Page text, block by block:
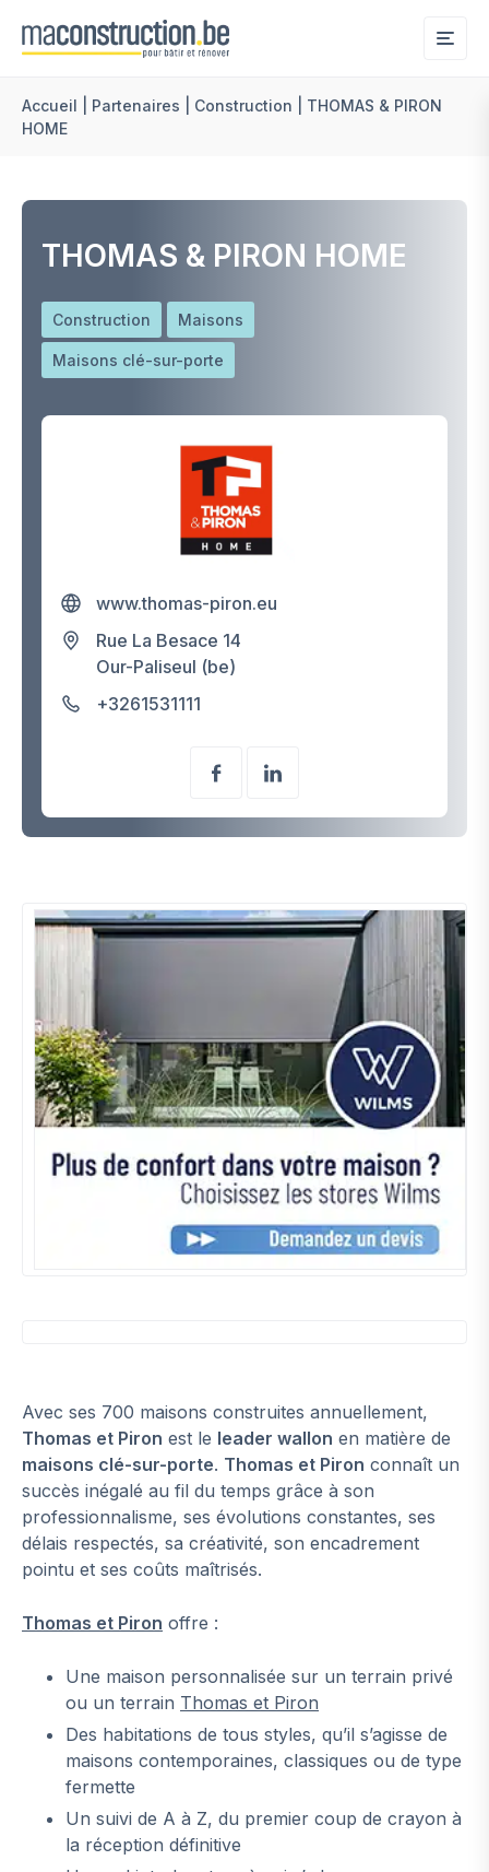
Accueil Partenaires Construction
THOMAS & PIRON
HOME
THOMAS & PIRON HOME
Construction Maisons
Maisons clé-sur-porte
www.thomas-piron.eu
Rue La Besace 14
Our-Paliseul (be)
+3261531111
Avec ses 700 maisons construites annuellement,
Thomas et Piron est le leader wallon en matière de
maisons clé-sur-porte. Thomas et Piron connaît un
succès inégalé au fil du temps grâce à son
professionnalisme, ses évolutions constantes, ses
délais respectés, sa créativité, son encadrement
pointu et ses coûts maîtrisés.
Thomas et Piron offre :
Une maison personnalisée sur un terrain privé
ou un terrain Thomas et Piron
Des habitations de tous styles, qu’il s’agisse de
maisons contemporaines, classiques ou de type
fermette
Un suivi de A à Z, du premier coup de crayon à
la réception définitive